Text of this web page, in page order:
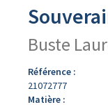
Buste
Référence :
21072777
Matière :